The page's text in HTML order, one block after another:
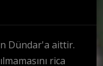
Dündar'a aittir.
rica